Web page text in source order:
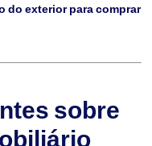
do exterior para comprar
sobre